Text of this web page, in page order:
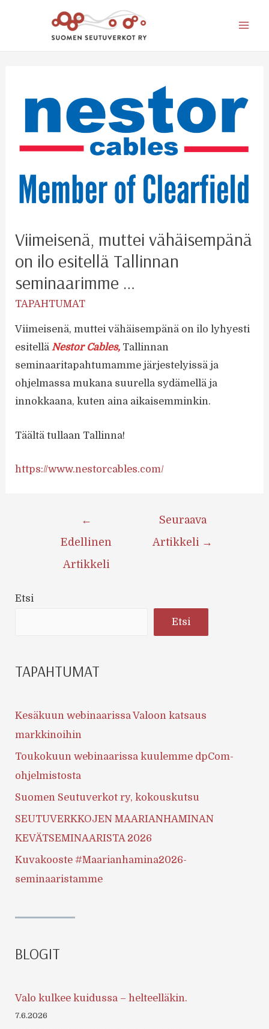
Viimeisenä, muttei vähäisempänä
on ilo esitellä Tallinnan
seminaarimme …
TAPAHTUMAT
Viimeisenä, muttei vähäisempänä on ilo lyhyesti
esitelläNestor Cables, Tallinnan
seminaaritapahtumamme järjestelyissä ja
ohjelmassa mukana suurella sydämellä ja
innokkaana, kuten aina aikaisemminkin.
Täältä tullaan Tallinna!
https://www.nestorcables.com/
←
Edellinen
Artikkeli
Seuraava
Artikkeli →
Etsi
Etsi
TAPAHTUMAT
Kesäkuun webinaarissa Valoon katsaus
markkinoihin
Toukokuun webinaarissa kuulemme dpCom-
ohjelmistosta
Suomen Seutuverkot ry, kokouskutsu
SEUTUVERKKOJEN MAARIANHAMINAN
KEVÄTSEMINAARISTA 2026
Kuvakooste #Maarianhamina2026-
seminaaristamme
BLOGIT
Valo kulkee kuidussa – helteelläkin.
7.6.2026